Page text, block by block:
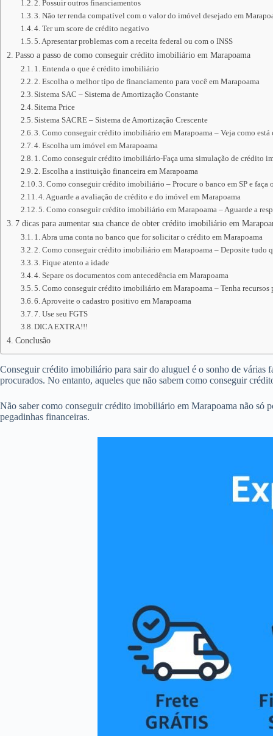
2. Possuir outros financiamentos
3. Não ter renda compatível com o valor do imóvel desejado em
4. Ter um score de crédito negativo
5. Apresentar problemas com a receita federal ou com o INSS
Passo a passo de como conseguir crédito imobiliário em Marapoama
1. Entenda o que é crédito imobiliário
2. Escolha o melhor tipo de financiamento para você em Marapoama
Sistema SAC – Sistema de Amortização Constante
Sitema Price
Sistema SACRE – Sistema de Amortização Crescente
3. Como conseguir crédito imobiliário em Marapoama – Veja como está
4. Escolha um imóvel em Marapoama
1. Como conseguir crédito imobiliário-Faça uma simulação de crédito
2. Escolha a instituição financeira em Marapoama
3. Como conseguir crédito imobiliário – Procure o banco em SP e faça
4. Aguarde a avaliação de crédito e do imóvel em Marapoama
5. Como conseguir crédito imobiliário em Marapoama – Aguarde a
7 dicas para aumentar sua chance de obter crédito imobiliário em
1. Abra uma conta no banco que for solicitar o crédito em Marapoama
2. Como conseguir crédito imobiliário em Marapoama – Deposite tudo
3. Fique atento a idade
4. Separe os documentos com antecedência em Marapoama
5. Como conseguir crédito imobiliário em Marapoama – Tenha recursos
6. Aproveite o cadastro positivo em Marapoama
7. Use seu FGTS
DICA EXTRA!!!
Conclusão
Conseguir crédito imobiliário para sair do aluguel é o sonho de várias
procurados. No entanto, aqueles que não sabem como conseguir
Não saber como conseguir crédito imobiliário em Marapoama não só
pegadinhas financeiras.